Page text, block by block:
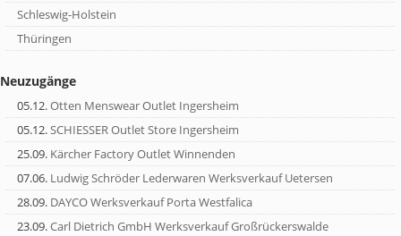
Schleswig-Holstein
Thüringen
Neuzugänge
05.12.Otten Menswear Outlet Ingersheim
05.12.SCHIESSER Outlet Store Ingersheim
25.09. Kärcher Factory Outlet Winnenden
07.06. Ludwig Schröder Lederwaren Werksverkauf Uetersen
28.09. DAYCO Werksverkauf Porta Westfalica
23.09.Carl Dietrich GmbH Werksverkauf Großrückerswalde